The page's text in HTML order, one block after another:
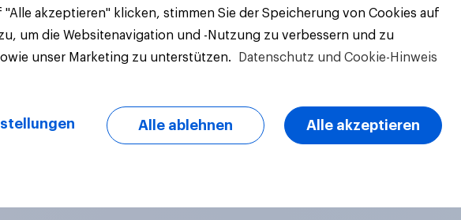
"Alle akzeptieren" klicken, stimmen Sie der Speicherung von Cookies auf
zu, um die Websitenavigation und -Nutzung zu verbessern und zu
unser Marketing zu unterstützen.
Datenschutz und Cookie-Hinweis
Alle ablehnen Alle akzeptieren